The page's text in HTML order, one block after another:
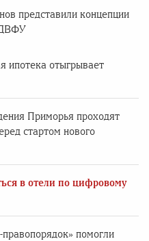
представили концепции
ДВФУ
ипотека отыгрывает
Приморья проходят
стартом нового
в отели по цифровому
помогли